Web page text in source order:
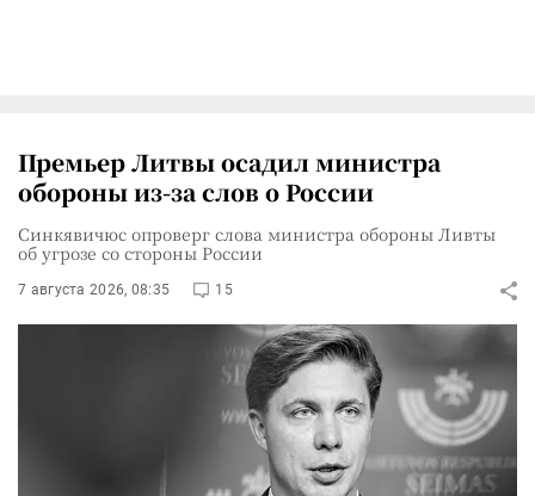
Премьер Литвы осадил министра
обороны из-за слов о России
Синкявичюс опроверг слова министра обороны Ливты
об угрозе со стороны России
7 августа 2026, 08:35 15